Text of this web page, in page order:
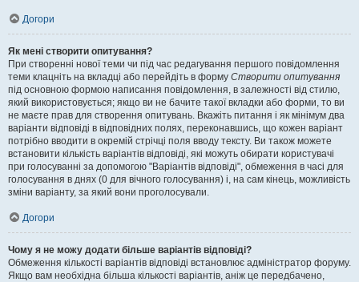
Догори
Як мені створити опитування?
При створенні нової теми чи під час редагування першого повідомлення
теми клацніть на вкладці або перейдіть в форму Створити опитування
під основною формою написання повідомлення, в залежності від стилю,
який використовується; якщо ви не бачите такої вкладки або форми, то ви
не маєте прав для створення опитувань. Вкажіть питання і як мінімум два
варіанти відповіді в відповідних полях, переконавшись, що кожен варіант
потрібно вводити в окремій стрічці поля вводу тексту. Ви також можете
встановити кількість варіантів відповіді, які можуть обирати користувачі
при голосуванні за допомогою "Варіантів відповіді", обмеження в часі для
голосування в днях (0 для вічного голосування) і, на сам кінець, можливість
зміни варіанту, за який вони проголосували.
Догори
Чому я не можу додати більше варіантів відповіді?
Обмеження кількості варіантів відповіді встановлює адміністратор форуму.
Якщо вам необхідна більша кількості варіантів, аніж це передбачено,